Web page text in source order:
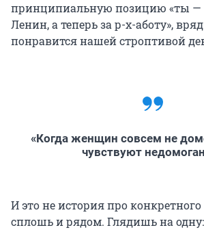
принципиальную позицию «ты —
Ленин, а теперь за р-х-аботу»,
понравится нашей строптивой
«Когда женщин совсем не
чувствуют
И это не история про
сплошь и рядом. Глядишь на